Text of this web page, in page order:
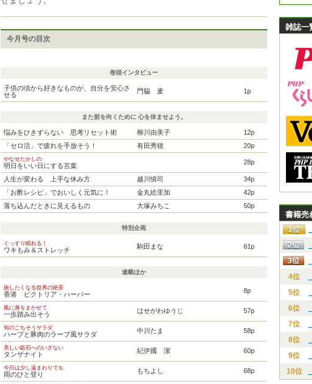
今月号の目次
巻頭インタビュー
子供の頃から好きなものが、自分を安心さ
せる
門脇 麦 1p
また前を向くために 心を休ませよう。
悩みをひきずらない 思考リセット術 柳川由美子
12p
「セロ活」で疲れを手放そう！
有田秀穂 20p
やなせたかしの
明日をいい日にする言葉 28p
人生が変わる 上手な休み方 越川慎司
34p
「お酢レシピ」でおいしく元気に！
金丸絵里加
42p
落ち込んだときに見えるもの
大塚みちこ 50p
特別企画
ぐっすり眠れる！
ワキもみ＆ストレッチ 駒田まな 61p
連載ほか
旅したくなる世界の絶景
香港 ビクトリア・ハーバー 8p
風に身をまかせて
一歩踏み出そう はせがわゆうじ 57p
旬のごちそうサラダ
ハーブと豚肉のラープ風サラダ 中川たま 58p
美しい鉱石へのいざない
タンザナイト 紀伊國 潔 60p
今日は少し遠まわりでも
雨のひと登り もちよし 68p
雑誌一
書籍売
4位
5位
6位
7位
8位
9位
10位